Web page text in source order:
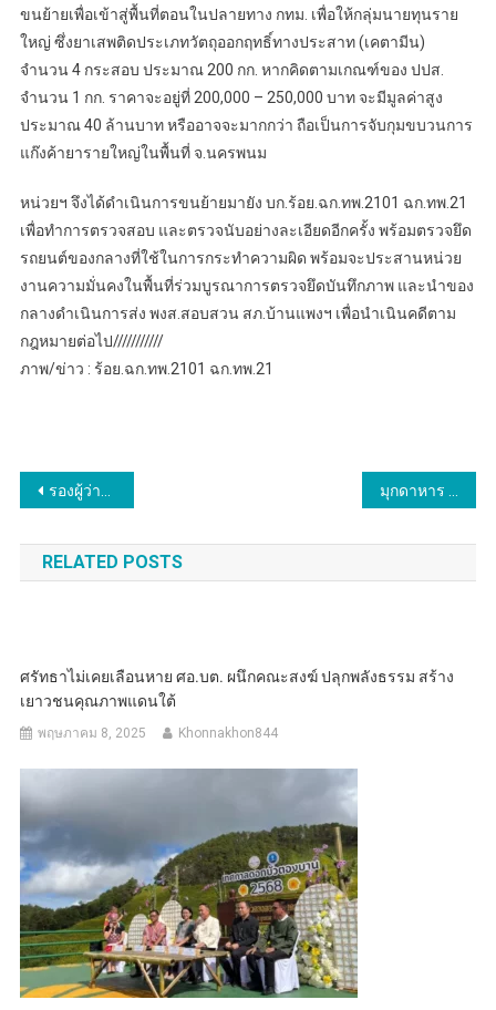
ขนย้ายเพื่อเข้าสู่พื้นที่ตอนในปลายทาง กทม. เพื่อให้กลุ่มนายทุนราย
ใหญ่ ซึ่งยาเสพติดประเภทวัตถุออกฤทธิ์ทางประสาท (เคตามีน)
จำนวน 4 กระสอบ ประมาณ 200 กก. หากคิดตามเกณฑ์ของ ปปส.
จำนวน 1 กก. ราคาจะอยู่ที่ 200,000 – 250,000 บาท จะมีมูลค่าสูง
ประมาณ 40 ล้านบาท หรืออาจจะมากกว่า ถือเป็นการจับกุมขบวนการ
แก๊งค้ายารายใหญ่ในพื้นที่ จ.นครพนม
หน่วยฯ จึงได้ดำเนินการขนย้ายมายัง บก.ร้อย.ฉก.ทพ.2101 ฉก.ทพ.21
เพื่อทำการตรวจสอบ และตรวจนับอย่างละเอียดอีกครั้ง พร้อมตรวจยึด
รถยนต์ของกลางที่ใช้ในการกระทำความผิด พร้อมจะประสานหน่วย
งานความมั่นคงในพื้นที่ร่วมบูรณาการตรวจยึดบันทึกภาพ และนำของ
กลางดำเนินการส่ง พงส.สอบสวน สภ.บ้านแพงฯ เพื่อนำเนินคดีตาม
กฎหมายต่อไป///////////
ภาพ/ข่าว : ร้อย.ฉก.ทพ.2101 ฉก.ทพ.21
แนะแนว
เรื่อง
รองผู้ว่าฯ อุตรดิตถ์ ถกเข้มวิกฤต PM 2.5 ชู “Big Data” วางแผนรับมือยั่งยืน พร้อมชื่นชมทีมเฝ้าระวังป่า ด้าน สสจ. เร่งแจกหน้ากาก-มุ้งสู้ฝุ่นช่วยกลุ่มเปราะบาง
RELATED POSTS
ศรัทธาไม่เคยเลือนหาย ศอ.บต. ผนึกคณะสงฆ์ ปลุกพลังธรรม สร้าง
เยาวชนคุณภาพแดนใต้
พฤษภาคม 8, 2025 Khonnakhon844